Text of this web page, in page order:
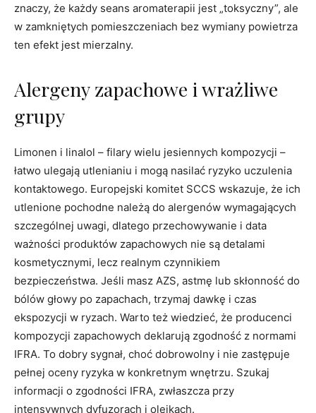
znaczy, że każdy seans aromaterapii jest „toksyczny”, ale
w zamkniętych pomieszczeniach bez wymiany powietrza
ten efekt jest mierzalny.
Alergeny zapachowe i wrażliwe
grupy
Limonen i linalol – filary wielu jesiennych kompozycji –
łatwo ulegają utlenianiu i mogą nasilać ryzyko uczulenia
kontaktowego. Europejski komitet SCCS wskazuje, że ich
utlenione pochodne należą do alergenów wymagających
szczególnej uwagi, dlatego przechowywanie i data
ważności produktów zapachowych nie są detalami
kosmetycznymi, lecz realnym czynnikiem
bezpieczeństwa. Jeśli masz AZS, astmę lub skłonność do
bólów głowy po zapachach, trzymaj dawkę i czas
ekspozycji w ryzach. Warto też wiedzieć, że producenci
kompozycji zapachowych deklarują zgodność z normami
IFRA. To dobry sygnał, choć dobrowolny i nie zastępuje
pełnej oceny ryzyka w konkretnym wnętrzu. Szukaj
informacji o zgodności IFRA, zwłaszcza przy
intensywnych dyfuzorach i olejkach.